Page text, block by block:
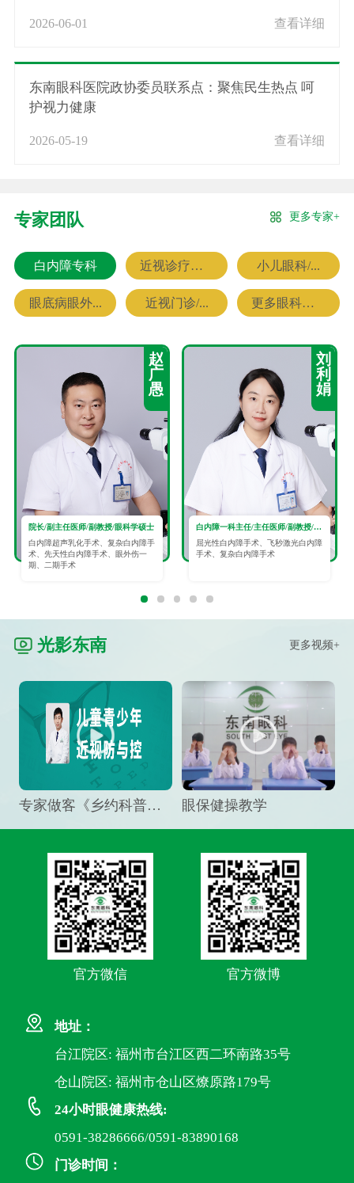
2026-06-01 查看详细
东南眼科医院政协委员联系点：聚焦民生热点 呵
护视力健康
2026-05-19 查看详细
专家团队 更多专家+
白内障专科 近视诊疗专科 小儿眼科/...
眼底病眼外... 近视门诊/... 更多眼科专家
赵
广
愚
院长/副主任医师/副教授/眼科学硕士
白内障超声乳化手术、复杂白内障手
术、先天性白内障手术、眼外伤一
期、二期手术
刘
利
娟
白内障一科主任/主任医师/副教授/眼科学硕士
屈光性白内障手术、飞秒激光白内障
手术、复杂白内障手术
光影东南 更多视频+
专家做客《乡约科普》栏目，预防孩子近视竟然这么“简单” 眼保健操教学
官方微信 官方微博
地址：
台江院区: 福州市台江区西二环南路35号
仓山院区: 福州市仓山区燎原路179号
24小时眼健康热线:
0591-38286666/0591-83890168
门诊时间：